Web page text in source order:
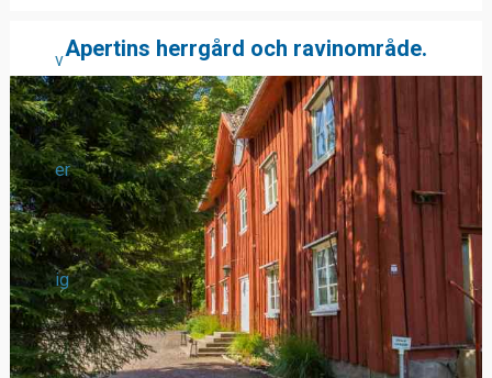
v
er
ig
Apertins herrgård och ravinområde.